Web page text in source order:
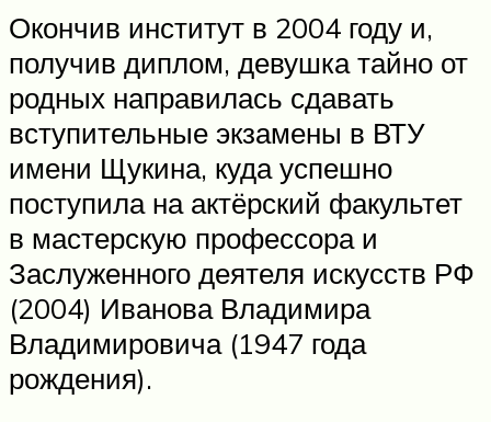
Окончив институт в 2004 году и,
получив диплом, девушка тайно от
родных направилась сдавать
вступительные экзамены в ВТУ
имени Щукина, куда успешно
поступила на актёрский факультет
в мастерскую профессора и
Заслуженного деятеля искусств РФ
(2004) Иванова Владимира
Владимировича (1947 года
рождения).